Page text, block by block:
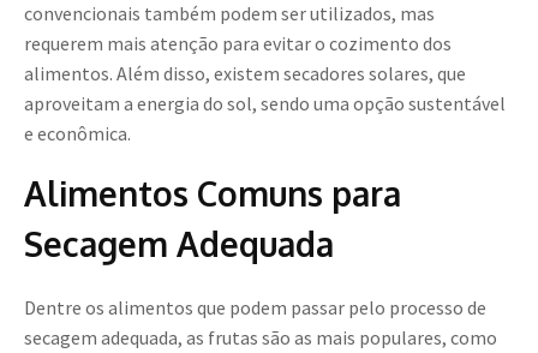
convencionais também podem ser utilizados, mas
requerem mais atenção para evitar o cozimento dos
alimentos. Além disso, existem secadores solares, que
aproveitam a energia do sol, sendo uma opção sustentável
e econômica.
Alimentos Comuns para
Secagem Adequada
Dentre os alimentos que podem passar pelo processo de
secagem adequada, as frutas são as mais populares, como